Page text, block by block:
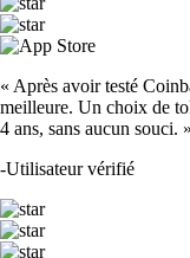
« Après avoir testé
meilleure. Un choix de
4 ans, sans aucun souci. »
-Utilisateur vérifié